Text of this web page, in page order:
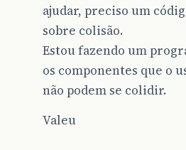
ajudar, preciso um
sobre colisão.
Estou fazendo um
os componentes que o
não podem se colidir.
Valeu